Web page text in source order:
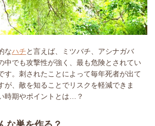
なハチと言えば、ミツバチ、アシナガバ
中でも攻撃性が強く、最も危険とされてい
す。刺されたことによって毎年死者が出て
が、敵を知ることでリスクを軽減できま
時期やポイントとは…？